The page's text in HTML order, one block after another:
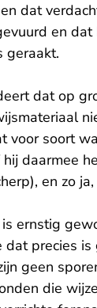
dat
en
geraakt.
dat op
voor soort
daarmee
en zo
ernstig
dat precies
geen
die